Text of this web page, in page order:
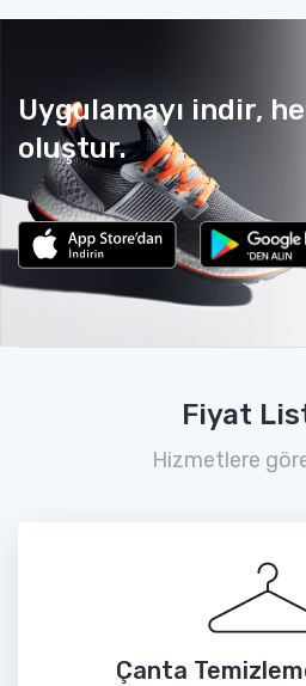
Uygulamayı indir,
oluştur.
Fiyat
Hizmetlere
Çanta